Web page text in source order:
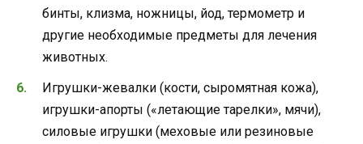
бинты, клизма, ножницы, йод, термометр и
другие необходимые предметы для лечения
животных.
Игрушки-жевалки (кости, сыромятная кожа),
игрушки-апорты («летающие тарелки», мячи),
силовые игрушки (меховые или резиновые